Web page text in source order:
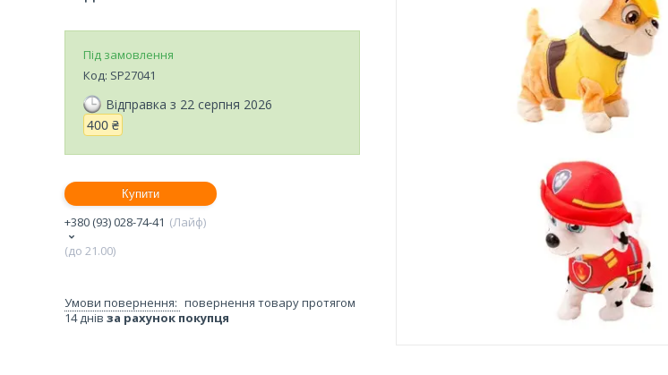
Під замовлення
Код: SP27041
Відправка з 22 серпня 2026
400 ₴
Купити
+380 (93) 028-74-41
Лайф
(до 21.00)
повернення товару протягом
14 днів за рахунок покупця